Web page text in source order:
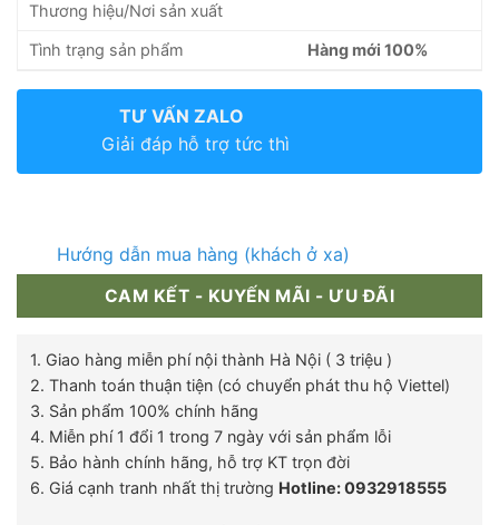
Thương hiệu/Nơi sản xuất
Tình trạng sản phẩm Hàng mới 100%
TƯ VẤN ZALO
Giải đáp hỗ trợ tức thì
Hướng dẫn mua hàng (khách ở xa)
CAM KẾT - KUYẾN MÃI - ƯU ĐÃI
1. Giao hàng miễn phí nội thành Hà Nội ( 3 triệu )
2. Thanh toán thuận tiện (có chuyển phát thu hộ Viettel)
3. Sản phẩm 100% chính hãng
4. Miễn phí 1 đổi 1 trong 7 ngày với sản phẩm lỗi
5. Bảo hành chính hãng, hỗ trợ KT trọn đời
6. Giá cạnh tranh nhất thị trường Hotline: 0932918555